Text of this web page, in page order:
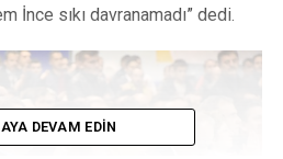
İnce sıkı davranamadı” dedi.
DEVAM EDIN